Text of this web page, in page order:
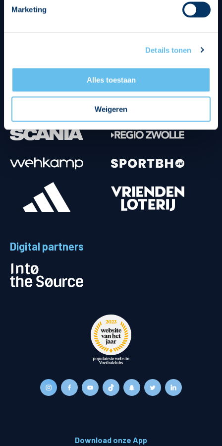
Marketing
Details tonen
Alles toestaan
Weigeren
Digital partners
Download onze App